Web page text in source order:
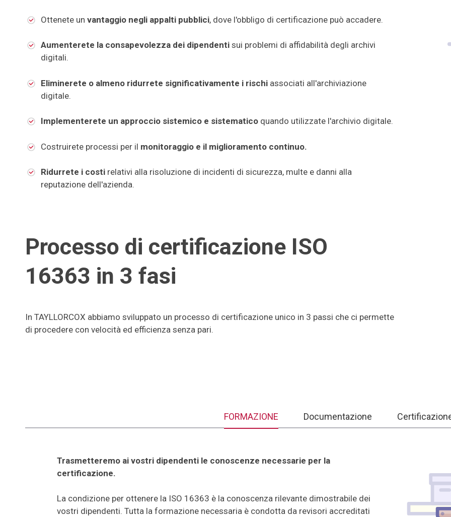
Ottenete unvantaggio negli appalti pubblici, dove l'obbligo di certificazione può accadere.
Aumenterete la consapevolezza dei dipendenti sui problemi di affidabilità degli archivi
digitali.
Eliminerete o almeno ridurrete significativamente i rischi associati all'archiviazione
digitale.
Implementerete un approccio sistemico e sistematico quando utilizzate l'archivio digitale.
Costruirete processi per il monitoraggio e il miglioramento continuo.
Ridurrete i costi relativi alla risoluzione di incidenti di sicurezza, multe e danni alla
reputazione dell'azienda.
Processo di certificazione ISO
16363 in 3 fasi
In TAYLLORCOX abbiamo sviluppato un processo di certificazione unico in 3 passi che ci permette
di procedere con velocità ed efficienza senza pari.
FORMAZIONE Documentazione
Trasmetteremo ai vostri dipendenti le conoscenze necessarie per la
certificazione.
La condizione per ottenere la ISO 16363 è la conoscenza rilevante dimostrabile dei
vostri dipendenti. Tutta la formazione necessaria è condotta da revisori accreditati